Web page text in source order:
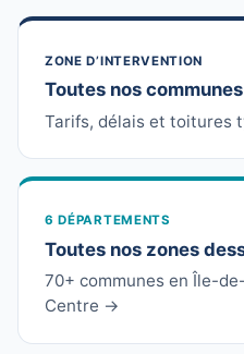
ZONE D’INTERVENTION
Toutes nos
Tarifs, délais et toitures
6 DÉPARTEMENTS
Toutes nos zones
70+ communes en Île-
Centre →